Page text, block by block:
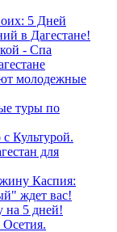
5 Дней
в Дагестане!
- Спа
молодежные
туры по
Культурой.
для
Каспия:
ждет вас!
на 5 дней!
Осетия.